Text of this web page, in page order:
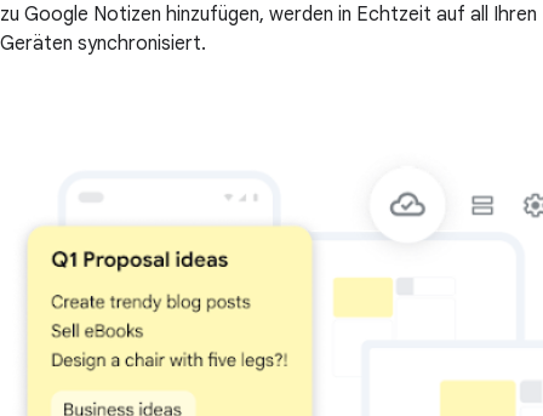
zu Google Notizen hinzufügen, werden in Echtzeit auf all Ihren
Geräten synchronisiert.